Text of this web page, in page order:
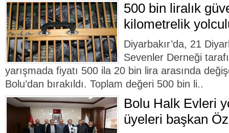
500 bin liralık
kilometrelik
Diyarbakır’da, 21
Sevenler Derneği
yarışmada fiyatı 500 ila 20 bin lira arasında
Bolu’dan bırakıldı. Toplam değeri 500 bin li..
Bolu Halk Evleri
üyeleri başkan